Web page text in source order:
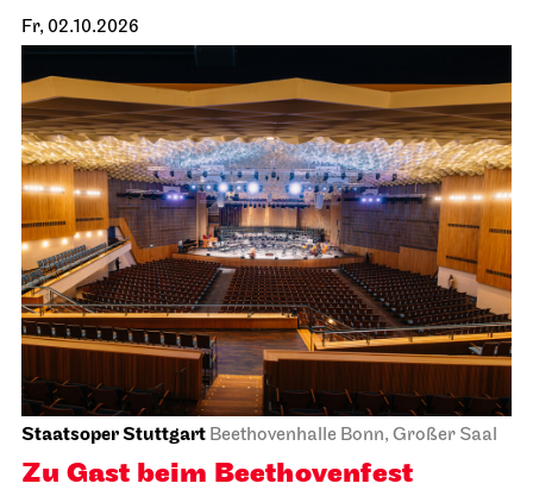
Fr, 02.10.2026
Staatsoper Stuttgart Beethovenhalle Bonn, Großer Saal
Zu Gast beim Beethovenfest